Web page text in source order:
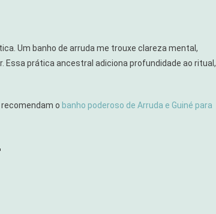
Um banho de arruda me trouxe clareza mental,
Essa prática ancestral adiciona profundidade ao ritual,
o banho poderoso de Arruda e Guiné para